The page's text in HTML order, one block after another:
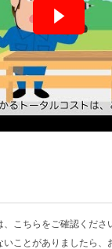
こちらをご確認くださ
ことがありましたら、